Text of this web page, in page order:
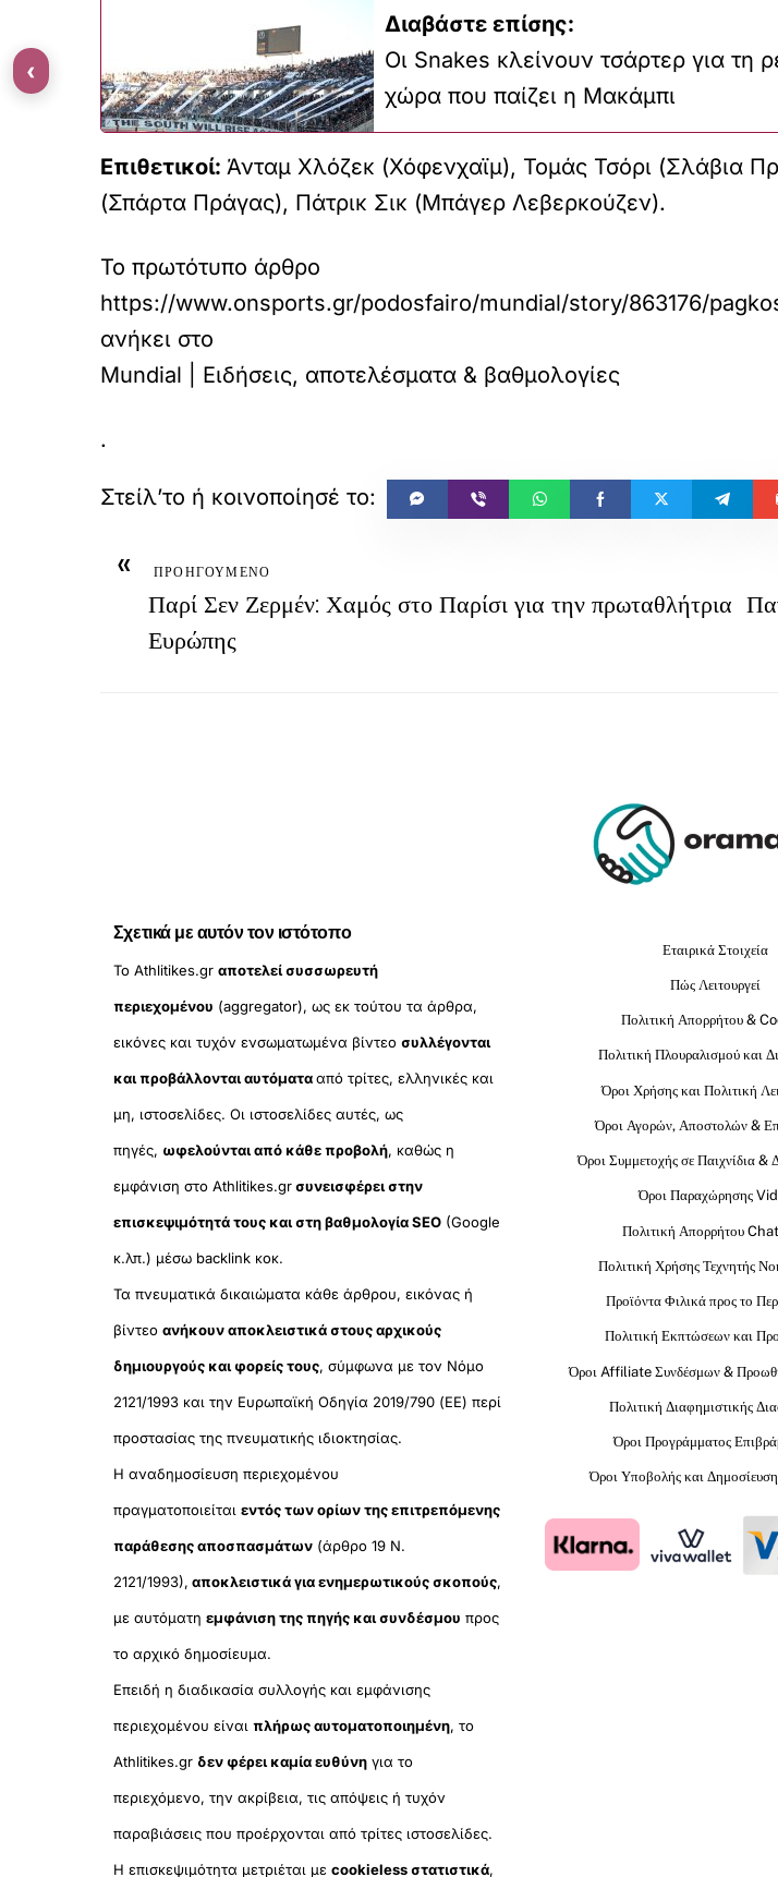
Διαβάστε επίσης:
Οι Snakes κλείνουν τσάρτερ για
χώρα που παίζει η Μακάμπι
Επιθετικοί: Άνταμ Χλόζεκ (Χόφενχαϊμ), Τομάς Τσόρι (Σλάβια
(Σπάρτα Πράγας), Πάτρικ Σικ (Μπάγερ Λεβερκούζεν).
Το πρωτότυπο άρθρο
https://www.onsports.gr/podosfairo/mundial/story/863176/
ανήκει στο
Mundial | Ειδήσεις, αποτελέσματα & βαθμολογίες
.
« ΠΡΟΗΓΟΥΜΕΝΟ
Παρί Σεν Ζερμέν: Χαμός στο Παρίσι για την πρωταθλήτρια
Ευρώπης
Σχετικά με αυτόν τον ιστότοπο
Το Athlitikes.gr αποτελεί συσσωρευτή
περιεχομένου (aggregator), ως εκ τούτου τα άρθρα,
εικόνες και τυχόν ενσωματωμένα βίντεο συλλέγονται
και προβάλλονται αυτόματααπό τρίτες, ελληνικές και
μη, ιστοσελίδες. Οι ιστοσελίδες αυτές, ως
πηγές, ωφελούνται από κάθε προβολή, καθώς η
εμφάνιση στο Athlitikes.grσυνεισφέρει στην
επισκεψιμότητά τους και στη βαθμολογία SEO(Google
κ.λπ.) μέσω backlink κοκ.
Τα πνευματικά δικαιώματα κάθε άρθρου, εικόνας ή
βίντεο ανήκουν αποκλειστικά στους αρχικούς
δημιουργούς και φορείς τους, σύμφωνα με τον Νόμο
2121/1993 και την Ευρωπαϊκή Οδηγία 2019/790 (ΕΕ) περί
προστασίας της πνευματικής ιδιοκτησίας.
Η αναδημοσίευση περιεχομένου
πραγματοποιείται εντός των ορίων της επιτρεπόμενης
παράθεσης αποσπασμάτων(άρθρο 19 Ν.
2121/1993), αποκλειστικά για ενημερωτικούς σκοπούς,
με αυτόματη εμφάνιση της πηγής και συνδέσμου προς
το αρχικό δημοσίευμα.
Επειδή η διαδικασία συλλογής και εμφάνισης
περιεχομένου είναι πλήρως αυτοματοποιημένη, το
Athlitikes.gr δεν φέρει καμία ευθύνηγια το
περιεχόμενο, την ακρίβεια, τις απόψεις ή τυχόν
παραβιάσεις που προέρχονται από τρίτες ιστοσελίδες.
Η επισκεψιμότητα μετριέται με cookieless στατιστικά,
Εταιρικά Στοιχεία
Πώς Λειτουργεί
Πολιτική Απορρήτου &
Πολιτική Πλουραλισμού και
Όροι Χρήσης και Πολιτική
Όροι Αγορών, Αποστολών &
Όροι Συμμετοχής σε Παιχνίδια &
Όροι Παραχώρησης
Πολιτική Απορρήτου
Πολιτική Χρήσης Τεχνητής
Προϊόντα Φιλικά προς το
Πολιτική Εκπτώσεων και
Όροι Affiliate Συνδέσμων &
Πολιτική Διαφημιστικής
Όροι Προγράμματος
Όροι Υποβολής και
‹